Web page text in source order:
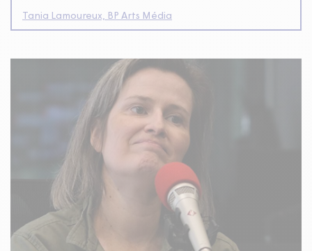
Tania Lamoureux, BP Arts Média